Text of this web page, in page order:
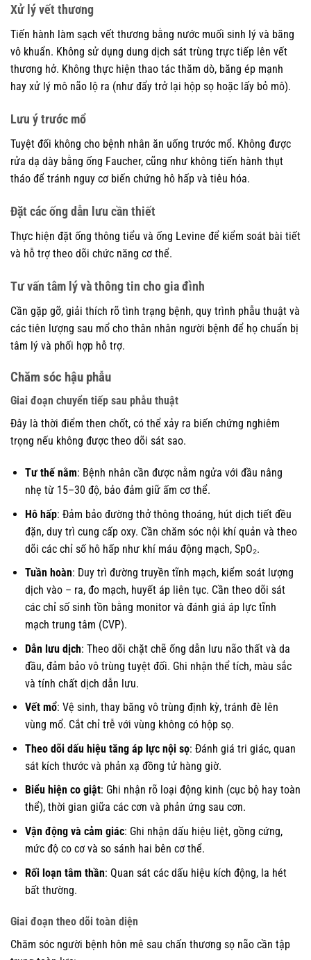
Xử lý vết thương
Tiến hành làm sạch vết thương bằng nước muối sinh lý và băng
vô khuẩn. Không sử dụng dung dịch sát trùng trực tiếp lên vết
thương hở. Không thực hiện thao tác thăm dò, băng ép mạnh
hay xử lý mô não lộ ra (như đẩy trở lại hộp sọ hoặc lấy bỏ mô).
Lưu ý trước mổ
Tuyệt đối không cho bệnh nhân ăn uống trước mổ. Không được
rửa dạ dày bằng ống Faucher, cũng như không tiến hành thụt
tháo để tránh nguy cơ biến chứng hô hấp và tiêu hóa.
Đặt các ống dẫn lưu cần thiết
Thực hiện đặt ống thông tiểu và ống Levine để kiểm soát bài tiết
và hỗ trợ theo dõi chức năng cơ thể.
Tư vấn tâm lý và thông tin cho gia đình
Cần gặp gỡ, giải thích rõ tình trạng bệnh, quy trình phẫu thuật và
các tiên lượng sau mổ cho thân nhân người bệnh để họ chuẩn bị
tâm lý và phối hợp hỗ trợ.
Chăm sóc hậu phẫu
Giai đoạn chuyển tiếp sau phẫu thuật
Đây là thời điểm then chốt, có thể xảy ra biến chứng nghiêm
trọng nếu không được theo dõi sát sao.
Tư thế nằm: Bệnh nhân cần được nằm ngửa với đầu nâng
nhẹ từ 15–30 độ, bảo đảm giữ ấm cơ thể.
Hô hấp: Đảm bảo đường thở thông thoáng, hút dịch tiết đều
đặn, duy trì cung cấp oxy. Cần chăm sóc nội khí quản và theo
dõi các chỉ số hô hấp như khí máu động mạch, SpO₂.
Tuần hoàn: Duy trì đường truyền tĩnh mạch, kiểm soát lượng
dịch vào – ra, đo mạch, huyết áp liên tục. Cần theo dõi sát
các chỉ số sinh tồn bằng monitor và đánh giá áp lực tĩnh
mạch trung tâm (CVP).
Dẫn lưu dịch: Theo dõi chặt chẽ ống dẫn lưu não thất và da
đầu, đảm bảo vô trùng tuyệt đối. Ghi nhận thể tích, màu sắc
và tính chất dịch dẫn lưu.
Vết mổ: Vệ sinh, thay băng vô trùng định kỳ, tránh đè lên
vùng mổ. Cắt chỉ trễ với vùng không có hộp sọ.
Theo dõi dấu hiệu tăng áp lực nội sọ: Đánh giá tri giác, quan
sát kích thước và phản xạ đồng tử hàng giờ.
Biểu hiện co giật: Ghi nhận rõ loại động kinh (cục bộ hay toàn
thể), thời gian giữa các cơn và phản ứng sau cơn.
Vận động và cảm giác: Ghi nhận dấu hiệu liệt, gồng cứng,
mức độ co cơ và so sánh hai bên cơ thể.
Rối loạn tâm thần: Quan sát các dấu hiệu kích động, la hét
bất thường.
Giai đoạn theo dõi toàn diện
Chăm sóc người bệnh hôn mê sau chấn thương sọ não cần tập